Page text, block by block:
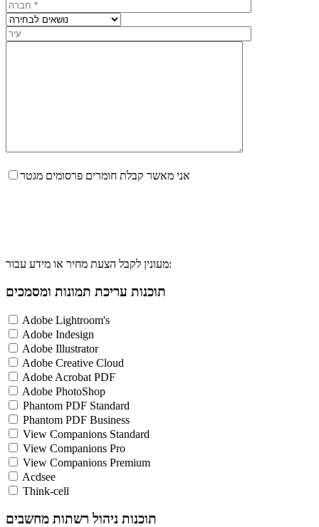
אני מאשר קבלת חומרים פרסומים מגטר
מעונין לקבל הצעת מחיר או מידע עבור:
תוכנות עריכת תמונות ומסמכים
Adobe Lightroom's
Adobe Indesign
Adobe Illustrator
Adobe Creative Cloud
Adobe Acrobat PDF
Adobe PhotoShop
Phantom PDF Standard
Phantom PDF Business
View Companions Standard
View Companions Pro
View Companions Premium
Acdsee
Think-cell
תוכנות ניהול רשתות מחשבים